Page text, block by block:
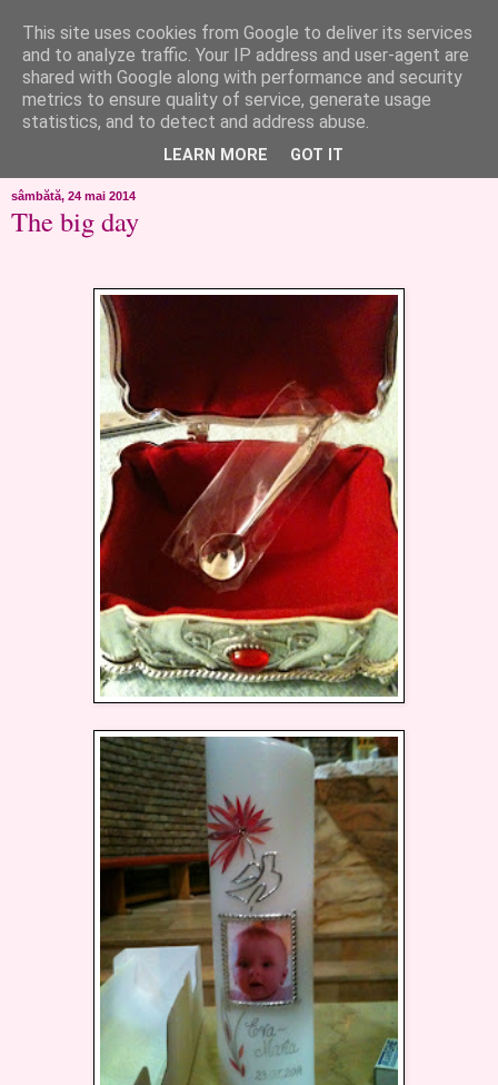
like ?...or not!
..de toate!!!!!..alandala...cum imi trec prin minte..si cum am
chef..incercate pe pielea mea..
sâmbătă, 24 mai 2014
The big day
This site uses cookies from Google to deliver its services
and to analyze traffic. Your IP address and user-agent are
shared with Google along with performance and security
metrics to ensure quality of service, generate usage
statistics, and to detect and address abuse.
LEARN MORE GOT IT